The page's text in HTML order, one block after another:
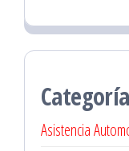
Asistencia